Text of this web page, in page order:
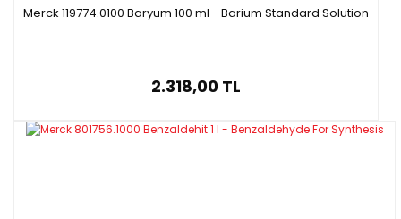
Merck 119774.0100 Baryum 100 ml - Barium Standard Solution
2.318,00 TL